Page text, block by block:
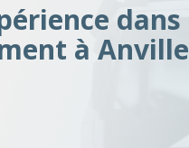
dans
à Anville